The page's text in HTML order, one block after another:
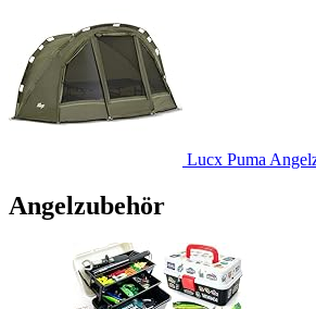
Lucx Puma
Angelzubehör